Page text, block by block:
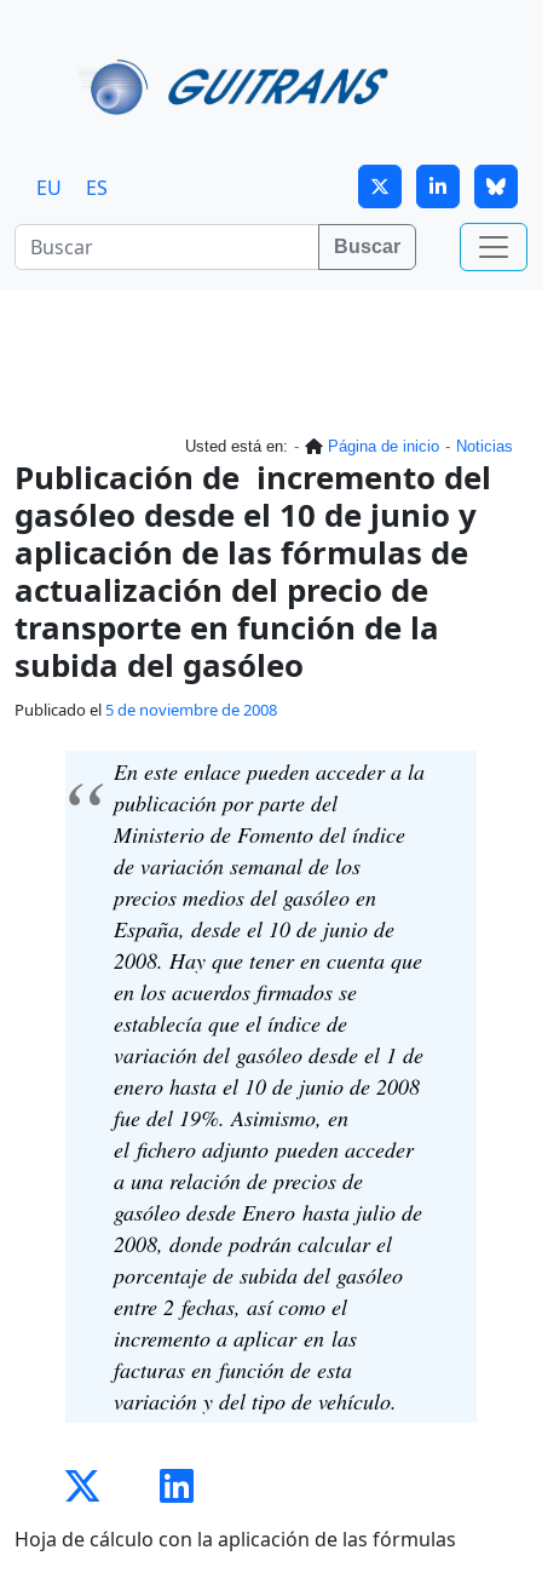
EU ES
Buscar
Usted está en: Página de inicio Noticias
Publicación de incremento del
gasóleo desde el 10 de junio y
aplicación de las fórmulas de
actualización del precio de
transporte en función de la
subida del gasóleo
Publicado el5 de noviembre de 2008
En este enlace pueden acceder a la
publicación por parte del
Ministerio de Fomento del índice
de variación semanal de los
precios medios del gasóleo en
España, desde el 10 de junio de
2008. Hay que tener en cuenta que
en los acuerdos firmados se
establecía que el índice de
variación del gasóleo desde el 1 de
enero hasta el 10 de junio de 2008
fue del 19%. Asimismo, en
el fichero adjunto pueden acceder
a una relación de precios de
gasóleo desde Enero hasta julio de
2008, donde podrán calcular el
porcentaje de subida del gasóleo
entre 2 fechas, así como el
incremento a aplicar en las
facturas en función de esta
variación y del tipo de vehículo.
Hoja de cálculo con la aplicación de las fórmulas